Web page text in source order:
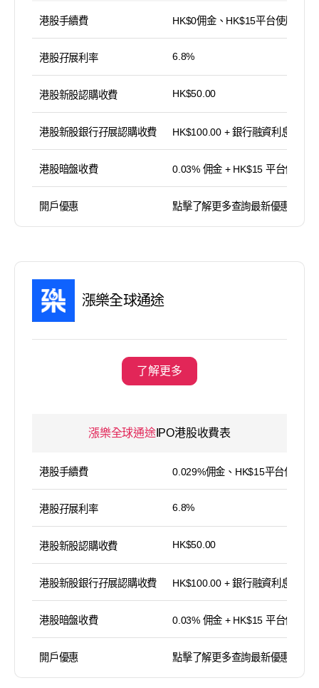
港股手續費 HK$0佣金、HK$15平台使用費
港股孖展利率 6.8%
港股新股認購收費 HK$50.00
港股新股銀行孖展認購收費 HK$100.00 + 銀行融資利息
港股暗盤收費 0.03% 佣金 + HK$15 平台使用費
開戶優惠 點擊了解更多查詢最新優惠
漲樂全球通途
了解更多
漲樂全球通途IPO港股收費表
港股手續費 0.029%佣金、HK$15平台使用費
港股孖展利率 6.8%
港股新股認購收費 HK$50.00
港股新股銀行孖展認購收費 HK$100.00 + 銀行融資利息
港股暗盤收費 0.03% 佣金 + HK$15 平台使用費
開戶優惠 點擊了解更多查詢最新優惠